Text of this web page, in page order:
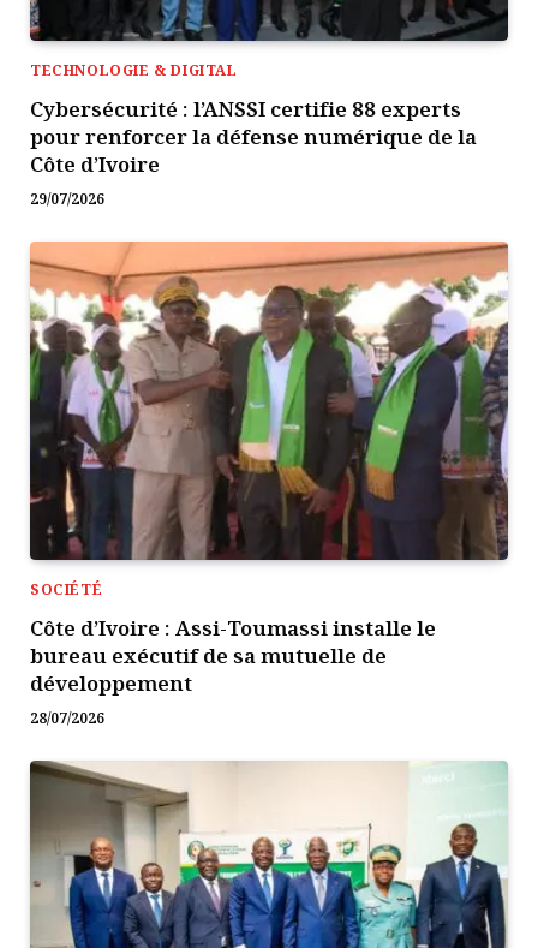
TECHNOLOGIE & DIGITAL
Cybersécurité : l’ANSSI certifie 88 experts
pour renforcer la défense numérique de la
Côte d’Ivoire
29/07/2026
SOCIÉTÉ
Côte d’Ivoire : Assi-Toumassi installe le
bureau exécutif de sa mutuelle de
développement
28/07/2026